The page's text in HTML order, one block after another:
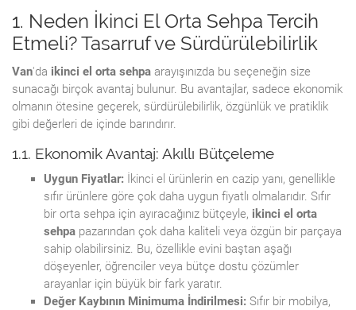
1. Neden İkinci El Orta Sehpa Tercih
Etmeli? Tasarruf ve Sürdürülebilirlik
Van'da ikinci el orta sehpa arayışınızda bu seçeneğin size
sunacağı birçok avantaj bulunur. Bu avantajlar, sadece ekonomik
olmanın ötesine geçerek, sürdürülebilirlik, özgünlük ve pratiklik
gibi değerleri de içinde barındırır.
1.1. Ekonomik Avantaj: Akıllı Bütçeleme
Uygun Fiyatlar: İkinci el ürünlerin en cazip yanı, genellikle
sıfır ürünlere göre çok daha uygun fiyatlı olmalarıdır. Sıfır
bir orta sehpa için ayıracağınız bütçeyle, ikinci el orta
sehpa pazarından çok daha kaliteli veya özgün bir parçaya
sahip olabilirsiniz. Bu, özellikle evini baştan aşağı
döşeyenler, öğrenciler veya bütçe dostu çözümler
arayanlar için büyük bir fark yaratır.
Değer Kaybının Minimuma İndirilmesi: Sıfır bir mobilya,